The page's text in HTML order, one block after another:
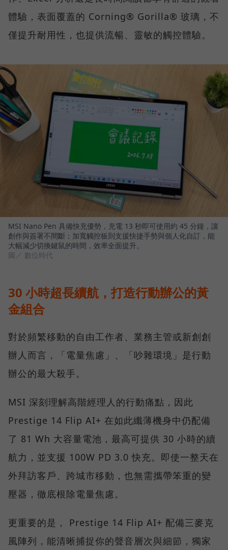
體驗，表面覆蓋的 Corning® Gorilla® 玻璃，不
僅提升耐用性，也提供流暢、靈敏的觸控體驗。
MSI Nano Pen 具備快充優勢，充電 13 秒即可使用約 45 分鐘，讓
創作與簽署不間斷；加寬觸控板則支援快捷手勢與個人化自訂，能
大幅減少切換鍵鼠的時間，效率全面提升。
圖／ 數位時代
30 小時超長續航，打造行動辦公的黃
金組合
對於頻繁移動的自由工作者、業務主管或新創創
辦人而言，「電量焦慮」、「吵雜環境」是行動
辦公的最大殺手。
MSI 深刻理解高階經理人的行動痛點，因此
Prestige 14 Flip AI+ 在如此纖薄機身中仍配備
了 81 Wh 大容量電池，最高可提供 30 小時的續
航力，並支援 100W PD 3.0 快充。即使一整天在
外拜訪客戶、跨城市移動，也無需攜帶笨重的變
壓器，徹底根除電量焦慮。
更重要的是， Prestige 14 Flip AI+ 配備三麥克
風陣列，能清晰捕捉你的聲音層次與細節，獨家